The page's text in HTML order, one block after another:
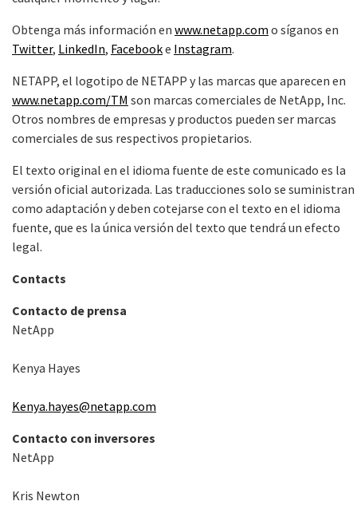
Obtenga más información en www.netapp.com o síganos en
Twitter, LinkedIn, Facebooke Instagram.
NETAPP, el logotipo de NETAPP y las marcas que aparecen en
www.netapp.com/TM son marcas comerciales de NetApp, Inc.
Otros nombres de empresas y productos pueden ser marcas
comerciales de sus respectivos propietarios.
El texto original en el idioma fuente de este comunicado es la
versión oficial autorizada. Las traducciones solo se suministran
como adaptación y deben cotejarse con el texto en el idioma
fuente, que es la única versión del texto que tendrá un efecto
legal.
Contacts
Contacto de prensa
NetApp
Kenya Hayes
Kenya.hayes@netapp.com
Contacto con inversores
NetApp
Kris Newton